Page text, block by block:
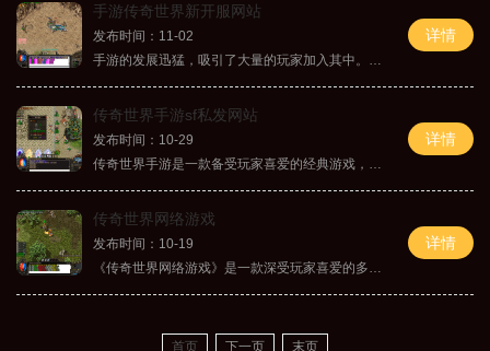
手游传奇世界新开服网站
发布时间：11-02
详情
传奇世界手游sf私发网站
发布时间：10-29
详情
传奇世界网络游戏
发布时间：10-19
详情
首页 下一页 末页